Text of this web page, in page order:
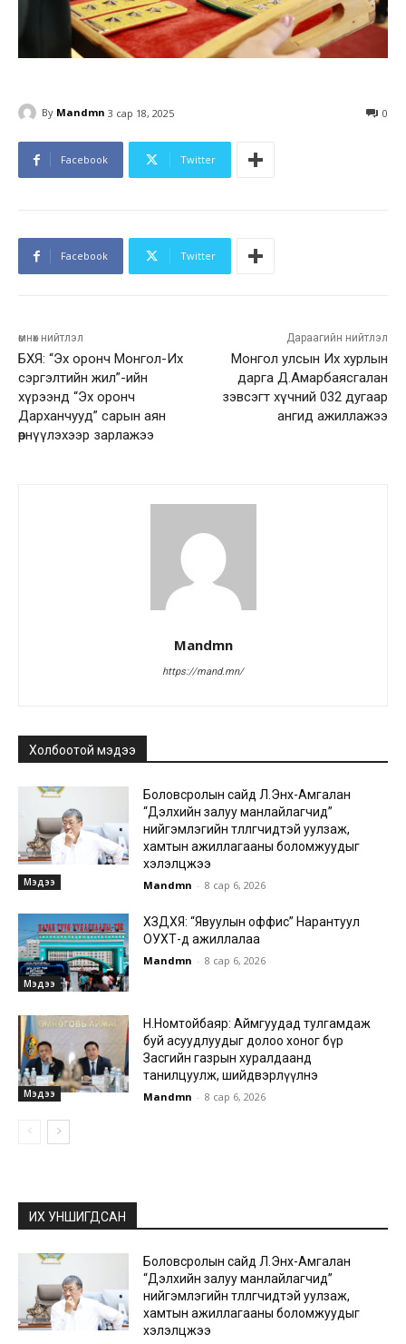
By Mandmn 3 сар 18, 2025 0
Facebook Twitter
Facebook Twitter
өмнөх нийтлэл
БХЯ: “Эх оронч Монгол-Их
сэргэлтийн жил”-ийн
хүрээнд “Эх оронч
Дарханчууд” сарын аян
өрнүүлэхээр зарлажээ
Дараагийн нийтлэл
Монгол улсын Их хурлын
дарга Д.Амарбаясгалан
зэвсэгт хүчний 032 дугаар
ангид ажиллажээ
Mandmn
https://mand.mn/
Холбоотой мэдээ
Мэдээ
Боловсролын сайд Л.Энх-Амгалан
“Дэлхийн залуу манлайлагчид”
нийгэмлэгийн төлөөлөгчидтэй уулзаж,
хамтын ажиллагааны боломжуудыг
хэлэлцжээ
Mandmn - 8 сар 6, 2026
Мэдээ
ХЗДХЯ: “Явуулын оффис” Нарантуул
ОУХТ-д ажиллалаа
Mandmn - 8 сар 6, 2026
Мэдээ
Н.Номтойбаяр: Аймгуудад тулгамдаж
буй асуудлуудыг долоо хоног бүр
Засгийн газрын хуралдаанд
танилцуулж, шийдвэрлүүлнэ
Mandmn - 8 сар 6, 2026
ИХ УНШИГДСАН
Боловсролын сайд Л.Энх-Амгалан
“Дэлхийн залуу манлайлагчид”
нийгэмлэгийн төлөөлөгчидтэй уулзаж,
хамтын ажиллагааны боломжуудыг
хэлэлцжээ